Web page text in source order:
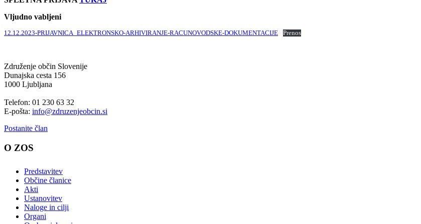
Vljudno vabljeni
12.12.2023-PRIJAVNICA_ELEKTRONSKO-ARHIVIRANJE-RACUNOVODSKE-DOKUMENTACIJE Prenos
Združenje občin Slovenije
Dunajska cesta 156
1000 Ljubljana
Telefon: 01 230 63 32
E-pošta: info@zdruzenjeobcin.si
Postanite član
O ZOS
Predstavitev
Občine članice
Akti
Ustanovitev
Naloge in cilji
Organi